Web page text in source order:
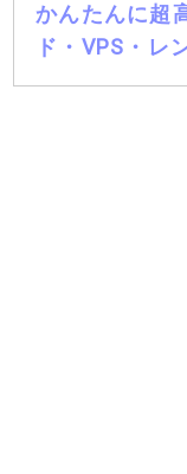
かんたんに超
ド・VPS・レ